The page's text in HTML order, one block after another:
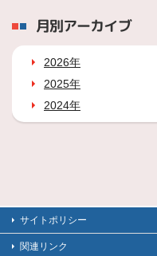
月別アーカイブ
2026年
2025年
2024年
サイトポリシー
関連リンク